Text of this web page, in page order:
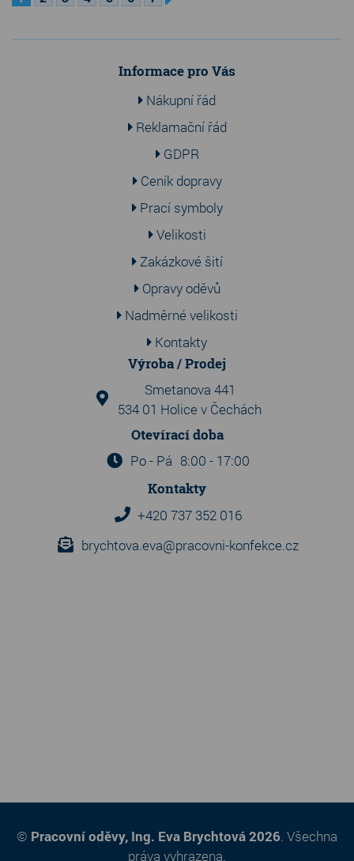
Informace pro Vás
Nákupní řád
Reklamační řád
GDPR
Ceník dopravy
Prací symboly
Velikosti
Zakázkové šití
Opravy oděvů
Nadměrné velikosti
Kontakty
Výroba / Prodej
Smetanova 441
534 01 Holice v Čechách
Otevírací doba
Po - Pá 8:00 - 17:00
Kontakty
+420 737 352 016
brychtova.eva@pracovni-konfekce.cz
© Pracovní oděvy, Ing. Eva Brychtová 2026. Všechna
práva vyhrazena.